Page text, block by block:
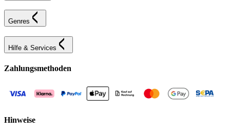
Genres
Hilfe & Services
Zahlungsmethoden
Hinweise